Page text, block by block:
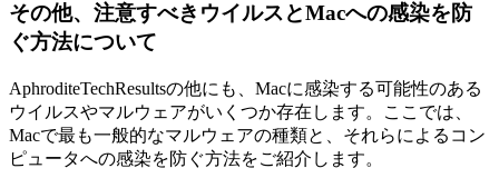
その他、注意すべきウイルスとMacへの感染を防
ぐ方法について
AphroditeTechResultsの他にも、Macに感染する可能性のある
ウイルスやマルウェアがいくつか存在します。ここでは、
Macで最も一般的なマルウェアの種類と、それらによるコン
ピュータへの感染を防ぐ方法をご紹介します。